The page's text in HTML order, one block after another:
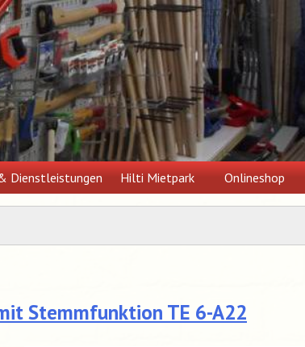
Dienstleistungen Hilti Mietpark Onlineshop
Stemmfunktion TE 6-A22